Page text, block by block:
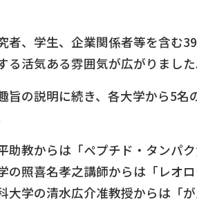
者、学生、企業関係者等を含む
る活気ある雰囲気が広がりました
旨の説明に続き、各大学から5名
助教からは「ペプチド・タンパ
の照喜名孝之講師からは「レオ
大学の清水広介准教授からは「